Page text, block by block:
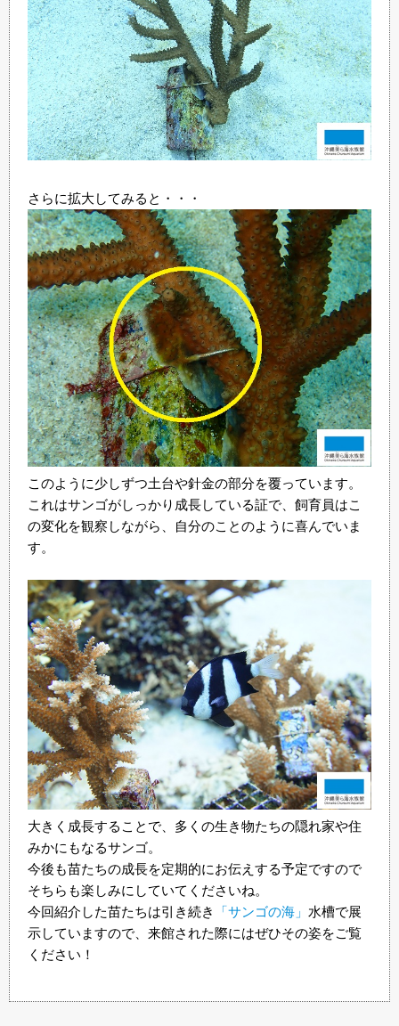
さらに拡大してみると・・・
このように少しずつ土台や針金の部分を覆っています。
これはサンゴがしっかり成長している証で、飼育員はこ
の変化を観察しながら、自分のことのように喜んでいま
す。
大きく成長することで、多くの生き物たちの隠れ家や住
みかにもなるサンゴ。
今後も苗たちの成長を定期的にお伝えする予定ですので
そちらも楽しみにしていてくださいね。
今回紹介した苗たちは引き続き
「サンゴの海」 水槽で展
示していますので、来館された際にはぜひその姿をご覧
ください！